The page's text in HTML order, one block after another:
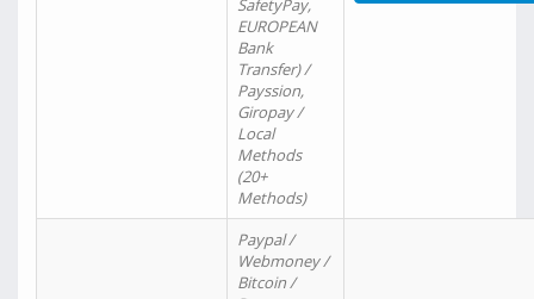
SafetyPay,
EUROPEAN
Bank
Transfer) /
Payssion,
Giropay /
Local
Methods
(20+
Methods)
Paypal /
Webmoney /
Bitcoin /